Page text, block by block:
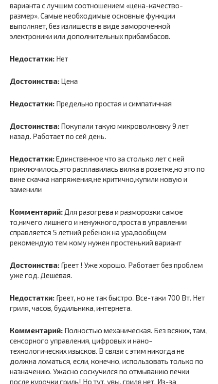
варианта с лучшим соотношением «цена-качество-
размер». Самые необходимые основные функции
выполняет, без излишеств в виде замороченной
электроники или дополнительных прибамбасов.
Недостатки: Нет
Достоинства: Цена
Недостатки: Предельно простая и симпатичная
Достоинства: Покупали такую микроволновку 9 лет
назад. Работает по сей день.
Недостатки:Единственное что за столько лет с ней
приключилось,это расплавилась вилка в розетке,но это по
вине скачка напряжения,не критично,купили новую и
заменили
Комментарий: Для разогрева и разморозки самое
то,ничего лишнего и ненужного,проста в управлении
справляется 5 летний ребенок на ура,вообщем
рекомендую тем кому нужен простенький вариант
Достоинства: Греет ! Уже хорошо. Работает без проблем
уже год. Дешёвая.
Недостатки: Греет, но не так быстро. Все-таки 700 Вт. Нет
гриля, часов, будильника, интернета.
Комментарий: Полностью механическая. Без всяких, там,
сенсорного управления, цифровых и нано-
технологических изысков. В связи с этим никогда не
должна ломаться, если, конечно, использовать только по
назначению. Ужасно соскучился по отмыванию печки
после курочки гриль! Но тут, увы, гриля нет. Из-за